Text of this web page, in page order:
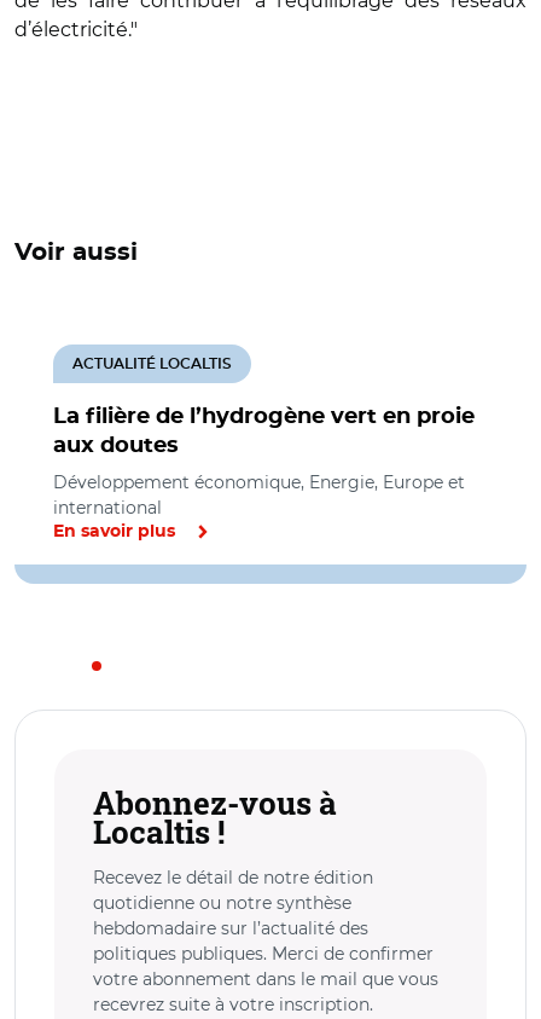
d’électricité."
Voir aussi
La filière de l’hydrogène vert en proie
aux doutes
ACTUALITÉ LOCALTIS
Développement économique, Energie, Europe et
international
En savoir plus
Abonnez-vous à
Localtis !
Recevez le détail de notre édition
quotidienne ou notre synthèse
hebdomadaire sur l’actualité des
politiques publiques. Merci de confirmer
votre abonnement dans le mail que vous
recevrez suite à votre inscription.